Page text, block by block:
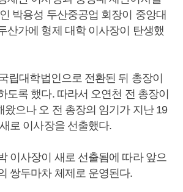
박용성 두산중공업 회장이 중앙대
산가에 형제 대학 이사장이 탄생했
립대학법인으로 전환된 뒤 총장이
도록 했다. 따라서 오연천 전 총장이
왔으나 오 전 총장의 임기가 지난 19
로 이사장을 선출했다.
이사장이 새로 선출됨에 따라 앞으
쌍두마차 체제로 운영된다.